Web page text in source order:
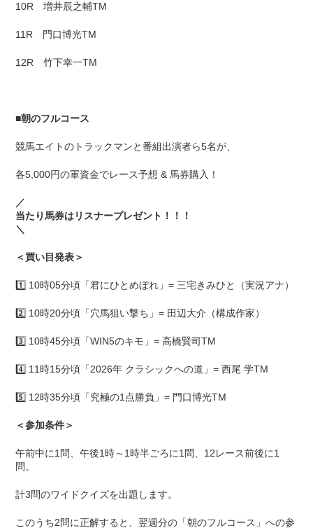
10R 増井辰之輔TM
11R 門口博光TM
12R 竹下幸一TM
■朝のフルコース
競馬エイトのトラックマンと番組出演者ら5名が、
各5,000円の軍資金でレース予想 & 馬券購入！
／
当たり馬券はリスナープレゼント！！！
＼
＜買い目発表＞
1️⃣ 10時05分頃「君にひとめぼれ」= 三宅きみひと（実況アナ）
2️⃣ 10時20分頃「穴馬狙い撃ち」= 田辺大介（構成作家）
3️⃣ 10時45分頃「WIN5のキモ」= 高橋賢司TM
4️⃣ 11時15分頃「2026年 クラシックへの道」= 西尾 学TM
5️⃣ 12時35分頃「究極の1点勝負」= 門口博光TM
＜参加条件＞
午前中に1問、午後1時～1時半ごろに1問、12レース前後に1
問。
計3問のワイドクイズを出題します。
このうち2問に正解すると、翌週分の「朝のフルコース」への参